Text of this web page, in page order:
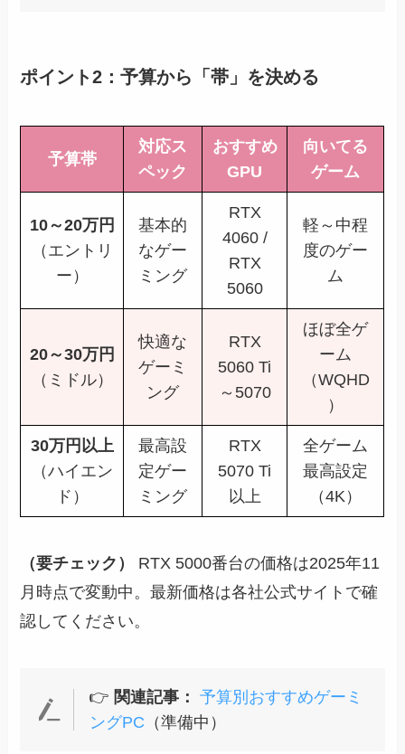
ポイント2：予算から「帯」を決める
予算帯
対応ス
ペック
おすすめ
GPU
向いてる
ゲーム
10～20万円
（エントリ
ー）
基本的
なゲー
ミング
RTX
4060 /
RTX
5060
軽～中程
度のゲー
ム
20～30万円
（ミドル）
快適な
ゲーミ
ング
RTX
5060 Ti
～5070
ほぼ全ゲ
ーム
（WQHD
）
30万円以上
（ハイエン
ド）
最高設
定ゲー
ミング
RTX
5070 Ti
以上
全ゲーム
最高設定
（4K）
（要チェック）
RTX 5000番台の価格は2025年11
月時点で変動中。最新価格は各社公式サイトで確
認してください。
👉 関連記事： 予算別おすすめゲーミ
ングPC （準備中）